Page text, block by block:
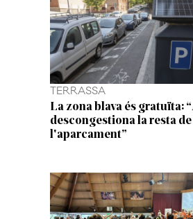
TERRASSA
La zona blava és gratuïta:
descongestiona la resta de
l'aparcament”